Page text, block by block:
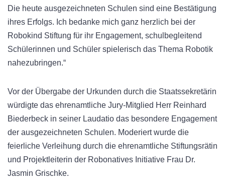
Die heute ausgezeichneten Schulen sind eine Bestätigung
ihres Erfolgs. Ich bedanke mich ganz herzlich bei der
Robokind Stiftung für ihr Engagement, schulbegleitend
Schülerinnen und Schüler spielerisch das Thema Robotik
nahezubringen.“
Vor der Übergabe der Urkunden durch die Staatssekretärin
würdigte das ehrenamtliche Jury-Mitglied Herr Reinhard
Biederbeck in seiner Laudatio das besondere Engagement
der ausgezeichneten Schulen. Moderiert wurde die
feierliche Verleihung durch die ehrenamtliche Stiftungsrätin
und Projektleiterin der Robonatives Initiative Frau Dr.
Jasmin Grischke.